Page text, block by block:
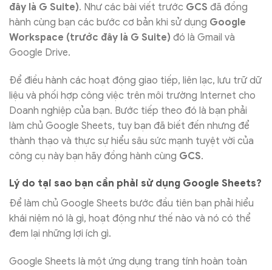
đây là G Suite). Như các bài viết trước GCS đã đồng
hành cùng bạn các bước cơ bản khi sử dụng Google
Workspace (trước đây là G Suite) đó là Gmail và
Google Drive.
Để điều hành các hoạt động giao tiếp, liên lạc, lưu trữ dữ
liệu và phối hợp công việc trên môi trường Internet cho
Doanh nghiệp của bạn. Bước tiếp theo đó là bạn phải
làm chủ Google Sheets, tuy bạn đã biết đến nhưng để
thành thạo và thực sự hiểu sâu sức mạnh tuyệt vời của
công cụ này bạn hãy đồng hành cùng GCS.
Lý do tại sao bạn cần phải sử dụng Google Sheets?
Để làm chủ Google Sheets bước đầu tiên bạn phải hiểu
khái niệm nó là gì, hoạt động như thế nào và nó có thể
đem lại những lợi ích gì.
Google Sheets là một ứng dụng trang tính hoàn toàn